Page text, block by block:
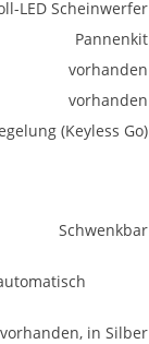
LED Scheinwerfer
Pannenkit
vorhanden
vorhanden
(Keyless Go)
Schwenkbar
vorhanden, in Silber